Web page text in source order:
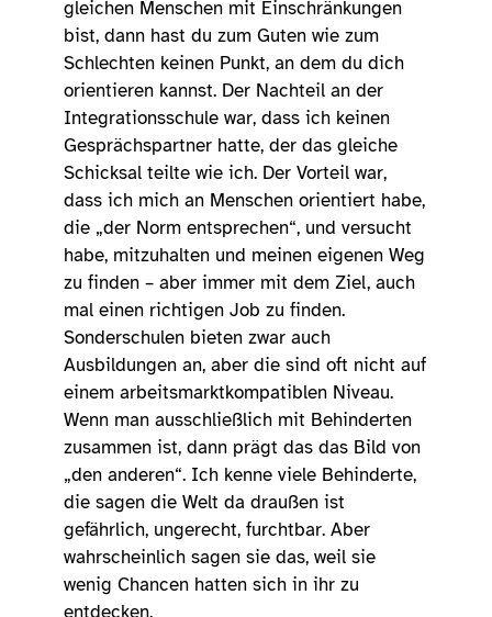
gleichen Menschen mit Einschränkungen
bist, dann hast du zum Guten wie zum
Schlechten keinen Punkt, an dem du dich
orientieren kannst. Der Nachteil an der
Integrationsschule war, dass ich keinen
Gesprächspartner hatte, der das gleiche
Schicksal teilte wie ich. Der Vorteil war,
dass ich mich an Menschen orientiert habe,
die „der Norm entsprechen“, und versucht
habe, mitzuhalten und meinen eigenen Weg
zu finden – aber immer mit dem Ziel, auch
mal einen richtigen Job zu finden.
Sonderschulen bieten zwar auch
Ausbildungen an, aber die sind oft nicht auf
einem arbeitsmarktkompatiblen Niveau.
Wenn man ausschließlich mit Behinderten
zusammen ist, dann prägt das das Bild von
„den anderen“. Ich kenne viele Behinderte,
die sagen die Welt da draußen ist
gefährlich, ungerecht, furchtbar. Aber
wahrscheinlich sagen sie das, weil sie
wenig Chancen hatten sich in ihr zu
entdecken.